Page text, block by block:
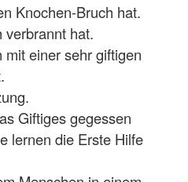
Knochen-Bruch hat.
verbrannt hat.
einer sehr giftigen
Giftiges gegessen
lernen die Erste Hilfe